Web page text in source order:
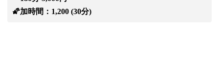
🌠加時間：1,200 (30分)